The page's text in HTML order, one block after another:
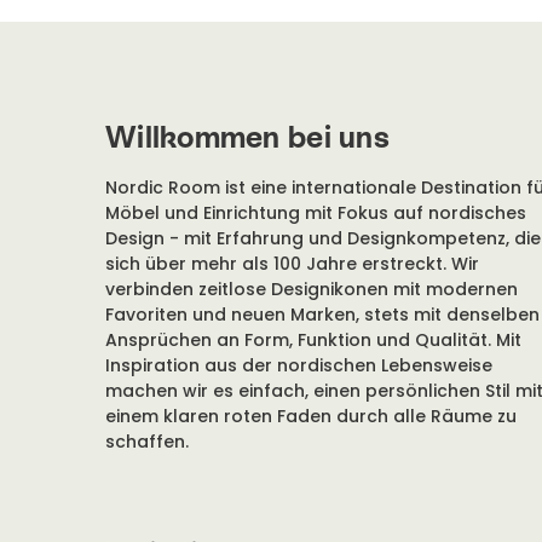
Leder ist ein wunderbares Material, das mit der
richtiger Pflege ist es stark und widerstandsfähig,
ausgezeichneten Möbelmaterial macht. Leder ist
mit natürlichen Farbabweichungen und
weicher und angenehmer ist es – aber auch
dadurch empfindlicher.
Allgemeine Informationen
In Zusammenarbeit mit Leather Masters Scandinavia
Die meisten von der Natur geschaffenen
Lederarten
Willkommen bei uns
Nordic Room ist eine internationale Destination
Möbel und Einrichtung mit Fokus auf nordisches
Design - mit Erfahrung und Designkompetenz, die
sich über mehr als 100 Jahre erstreckt. Wir
verbinden zeitlose Designikonen mit modernen
Favoriten und neuen Marken, stets mit denselben
Ansprüchen an Form, Funktion und Qualität. Mit
Inspiration aus der nordischen Lebensweise
machen wir es einfach, einen persönlichen Stil mit
einem klaren roten Faden durch alle Räume zu
schaffen.